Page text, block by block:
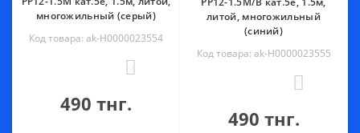
многожильный (серый)
Код товара: ak-Н0000023554
490 тнг.
литой, многожильный
(синий)
Код товара: ak-Н0000023555
490 тнг.